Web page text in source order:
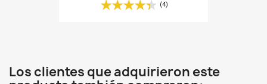
(4)
Los clientes que adquirieron este